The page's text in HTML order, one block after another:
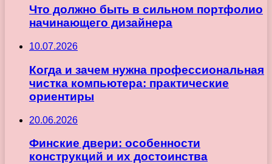
Что должно быть в сильном портфолио
начинающего дизайнера
10.07.2026
Когда и зачем нужна профессиональная
чистка компьютера: практические
ориентиры
20.06.2026
Финские двери: особенности
конструкций и их достоинства